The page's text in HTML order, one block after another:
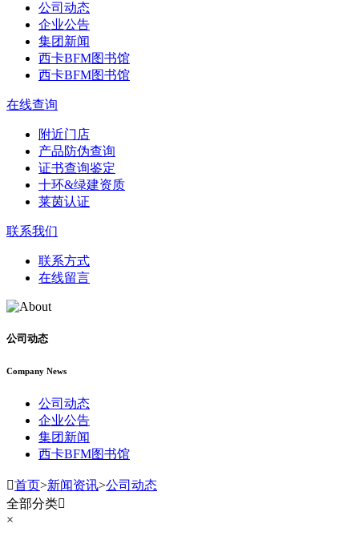
公司动态
企业公告
集团新闻
西卡BFM图书馆
西卡BFM图书馆
在线查询
附近门店
产品防伪查询
证书查询鉴定
十环&绿建资质
莱茵认证
联系我们
联系方式
在线留言
公司动态
Company News
公司动态
企业公告
集团新闻
西卡BFM图书馆
首页>新闻资讯>公司动态
全部分类
×